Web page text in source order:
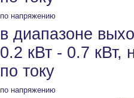
по напряжению
в диапазоне
0.2 кВт - 0.7 кВт,
по току
по напряжению